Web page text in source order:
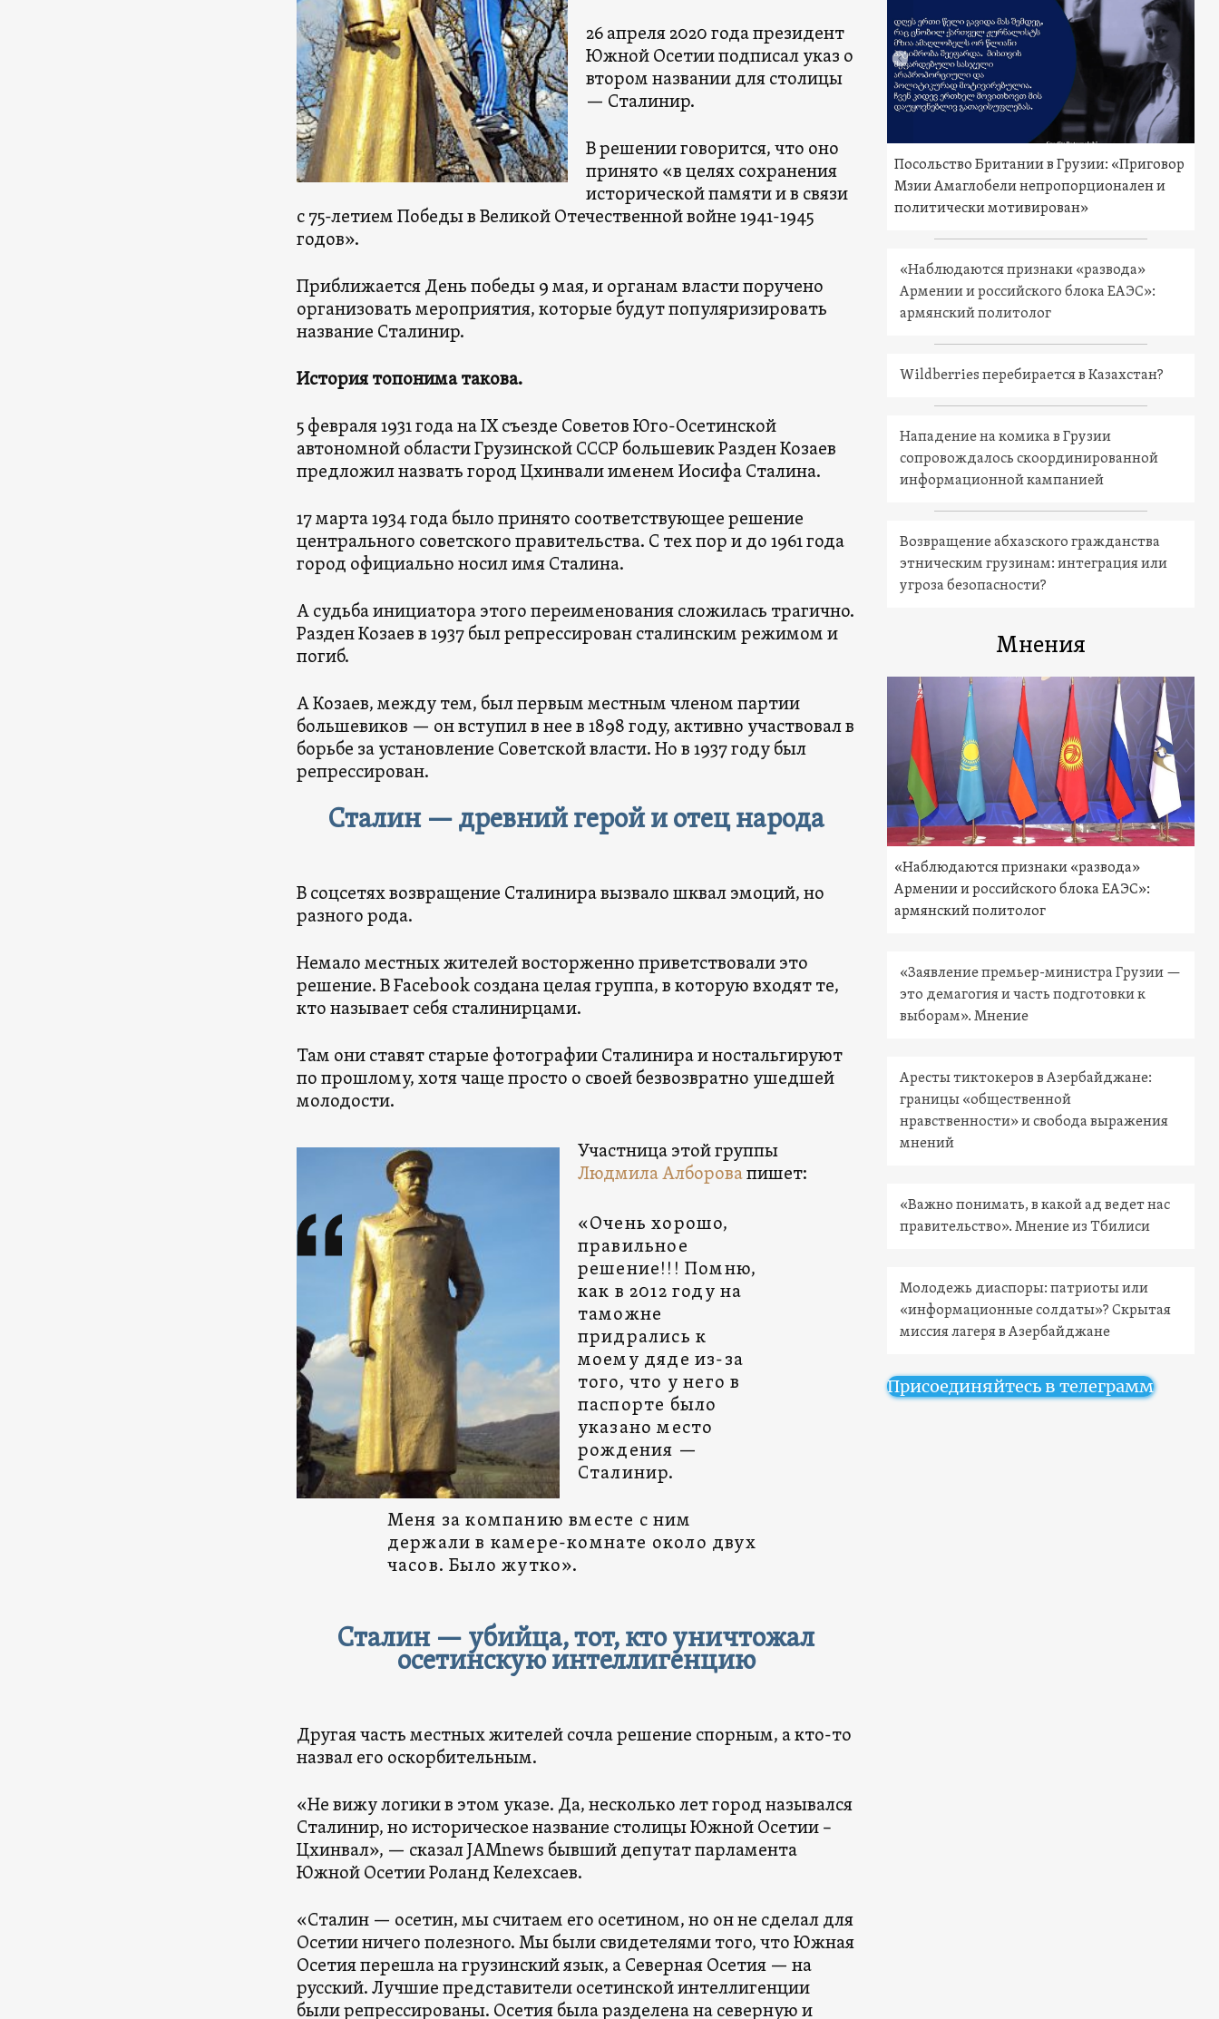
26 апреля 2020 года президент
Южной Осетии подписал указ о
втором названии для столицы
— Сталинир.
В решении говорится, что оно
принято «в целях сохранения
исторической памяти и в связи
с 75-летием Победы в Великой Отечественной войне 1941-1945
годов».
Приближается День победы 9 мая, и органам власти поручено
организовать мероприятия, которые будут популяризировать
название Сталинир.
История топонима такова.
5 февраля 1931 года на IX съезде Советов Юго-Осетинской
автономной области Грузинской СССР большевик Разден Козаев
предложил назвать город Цхинвали именем Иосифа Сталина.
17 марта 1934 года было принято соответствующее решение
центрального советского правительства. С тех пор и до 1961 года
город официально носил имя Сталина.
А судьба инициатора этого переименования сложилась трагично.
Разден Козаев в 1937 был репрессирован сталинским режимом и
погиб.
А Козаев, между тем, был первым местным членом партии
большевиков — он вступил в нее в 1898 году, активно участвовал в
борьбе за установление Советской власти. Но в 1937 году был
репрессирован.
Сталин — древний герой и отец народа
В соцсетях возвращение Сталинира вызвало шквал эмоций, но
разного рода.
Немало местных жителей восторженно приветствовали это
решение. В Facebook создана целая группа, в которую входят те,
кто называет себя сталинирцами.
Там они ставят старые фотографии Сталинира и ностальгируют
по прошлому, хотя чаще просто о своей безвозвратно ушедшей
молодости.
Участница этой группы
Людмила Алборовапишет:
«Очень хорошо,
правильное
решение!!! Помню,
как в 2012 году на
таможне
придрались к
моему дяде из-за
того, что у него в
паспорте было
указано место
рождения —
Сталинир.
Меня за компанию вместе с ним
держали в камере-комнате около двух
часов. Было жутко».
Сталин — убийца, тот, кто уничтожал
осетинскую интеллигенцию
Другая часть местных жителей сочла решение спорным, а кто-то
назвал его оскорбительным.
«Не вижу логики в этом указе. Да, несколько лет город назывался
Сталинир, но историческое название столицы Южной Осетии –
Цхинвал», — сказал JAMnews бывший депутат парламента
Южной Осетии Роланд Келехсаев.
«Сталин — осетин, мы считаем его осетином, но он не сделал для
Осетии ничего полезного. Мы были свидетелями того, что Южная
Осетия перешла на грузинский язык, а Северная Осетия — на
русский. Лучшие представители осетинской интеллигенции
были репрессированы. Осетия была разделена на северную и
Посольство Британии в Грузии: «Приговор
Мзии Амаглобели непропорционален и
политически мотивирован»
«Наблюдаются признаки «развода»
Армении и российского блока ЕАЭС»:
армянский политолог
Wildberries перебирается в Казахстан?
Нападение на комика в Грузии
сопровождалось скоординированной
информационной кампанией
Возвращение абхазского гражданства
этническим грузинам: интеграция или
угроза безопасности?
Мнения
«Наблюдаются признаки «развода»
Армении и российского блока ЕАЭС»:
армянский политолог
«Заявление премьер-министра Грузии —
это демагогия и часть подготовки к
выборам». Мнение
Аресты тиктокеров в Азербайджане:
границы «общественной
нравственности» и свобода выражения
мнений
«Важно понимать, в какой ад ведет нас
правительство». Мнение из Тбилиси
Молодежь диаспоры: патриоты или
«информационные солдаты»? Скрытая
миссия лагеря в Азербайджане
Присоединяйтесь в телеграмм